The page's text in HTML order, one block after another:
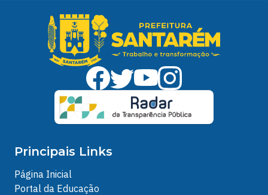
Principais Links
Página Inicial
Portal da Educação